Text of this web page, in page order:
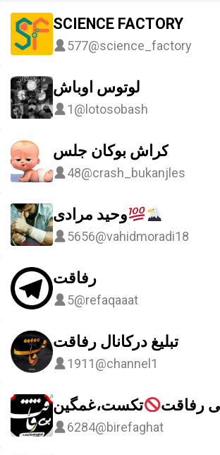
SCIENCE FACTORY
577@science_factory
لوتوس اوباش
1@lotosobash
کراش بوکان جلس
48@crash_bukanjles
وحید مرادی
5656@vahidmoradi18
رفاقت
5@refaqaaat
تبلیغ درکانال رفاقت
1911@channel1
رفاقت تکست،غمگین
6284@birefaghat